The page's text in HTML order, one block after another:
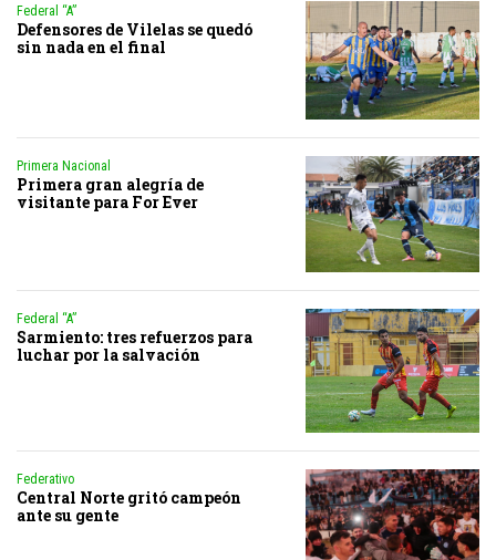
Federal “A”
Defensores de Vilelas se quedó
sin nada en el final
Primera Nacional
Primera gran alegría de
visitante para For Ever
Federal “A”
Sarmiento: tres refuerzos para
luchar por la salvación
Federativo
Central Norte gritó campeón
ante su gente